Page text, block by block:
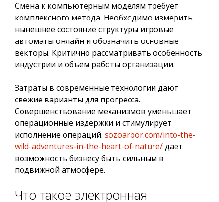
Смена к компьютерным моделям требует
комплексного метода. Необходимо измерить
нынешнее состояние структуры игровые
автоматы онлайн и обозначить основные
векторы. Критично рассматривать особенность
индустрии и объем работы организации.
Затраты в современные технологии дают
свежие варианты для прогресса.
Совершенствование механизмов уменьшает
операционные издержки и стимулирует
исполнение операций. sozoarbor.com/into-the-
wild-adventures-in-the-heart-of-nature/дает
возможность бизнесу быть сильным в
подвижной атмосфере.
Что такое электронная